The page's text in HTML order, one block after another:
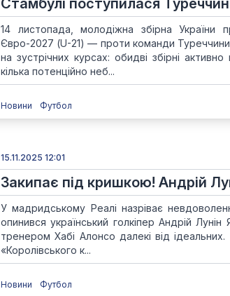
Стамбулі поступилася
14 листопада, молодіжна збірна України
Євро-2027 (U-21) — проти команди
на зустрічних курсах: обидві збірні
кілька потенційно неб...
Новини Футбол
15.11.2025 12:01
Закипає під кришкою! Андрій
У мадридському Реалі назріває
опинився український голкіпер Андрій
тренером Хабі Алонсо далекі від ідеальних.
«Королівського к...
Новини Футбол